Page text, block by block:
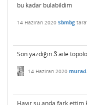
bu kadar bulabildim
14 Haziran 2020 Sbmbg
Son yazdığın3
3aile
14 Haziran 2020
Hayır şu anda fark